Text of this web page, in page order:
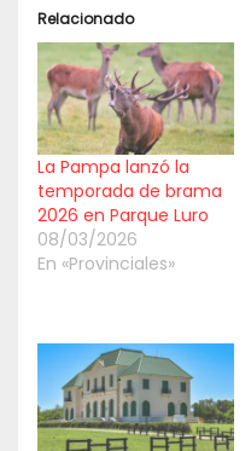
Relacionado
La Pampa lanzó la
temporada de brama
2026 en Parque Luro
08/03/2026
En «Provinciales»